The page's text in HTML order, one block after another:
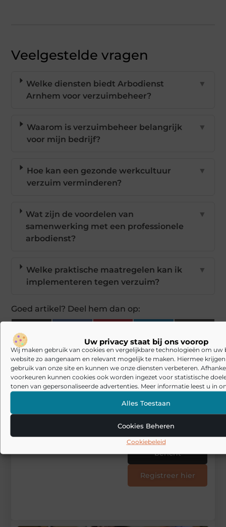
Uw privacy staat bij ons voorop
Wij maken gebruik van cookies en vergelijkbare technologieën om uw
website zo aangenaam en relevant mogelijk te maken. Hiermee
gebruik van onze site en kunnen we onze diensten verbeteren.
voorkeuren kunnen cookies ook worden ingezet voor statistische
tonen van gepersonaliseerde advertenties. Meer informatie leest u in
Alles Toestaan
Cookies Beheren
Cookiebeleid
Veelgestelde vragen
Welke diensten biedt Arbodienst
Arnhem voor verzuimbeheer?
▼
Waarom is verzuimbeheer belangrijk
voor mijn bedrijf?
▼
Hoe kan een gezonde werkcultuur
verzuim verminderen?
▼
Wat zijn de voordelen van
samenwerking met een professionele
arbodienst?
▼
Welke praktische maatregelen kan ik
implementeren tegen verzuim?
▼
Goed artikel? Deel hem dan op:
Tags en Categorieën:
Aanbiedingen
DEEL DIT:
Begin vandaag nog
met bloggen op24
Stuur ons een
bericht
Registreer hier